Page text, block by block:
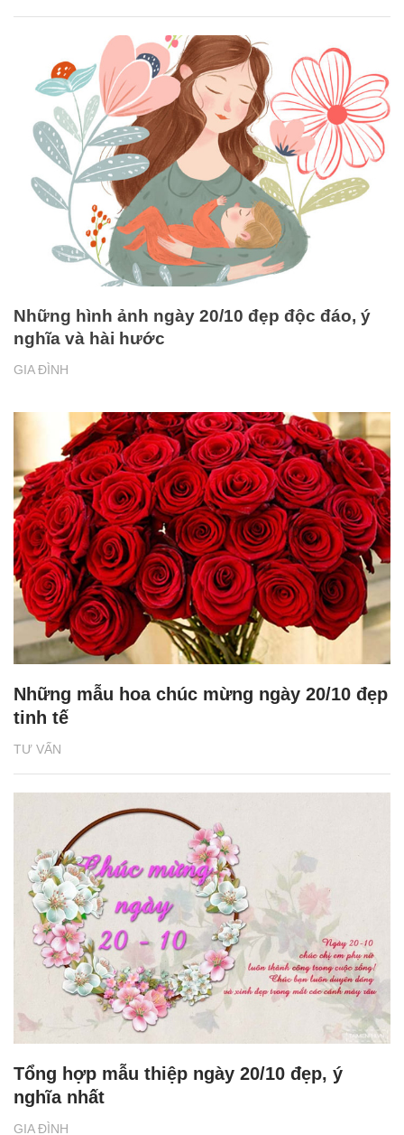
GIA ĐÌNH
Những hình ảnh ngày 20/10 đẹp độc đáo, ý
nghĩa và hài hước
TƯ VẤN
Những mẫu hoa chúc mừng ngày 20/10 đẹp
tinh tế
GIA ĐÌNH
Tổng hợp mẫu thiệp ngày 20/10 đẹp, ý
nghĩa nhất